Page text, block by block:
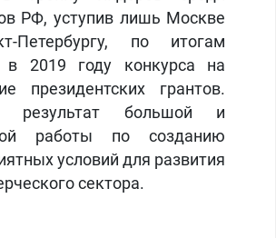
РФ, уступив лишь Москве
Петербургу, по итогам
в 2019 году конкурса на
президентских грантов.
большой и
работы по созданию
условий для развития
сектора.